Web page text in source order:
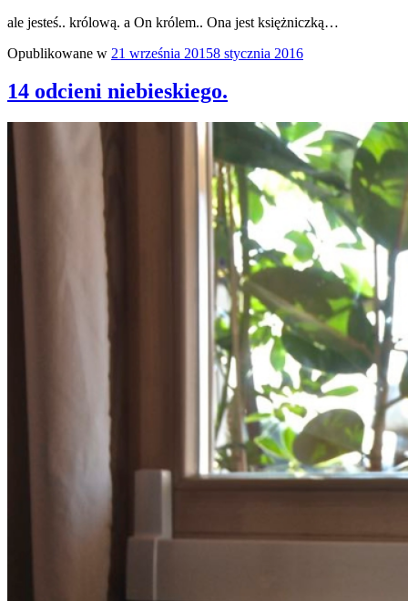
ale jesteś.. królową. a On królem.. Ona jest księżniczką…
Opublikowane w 21 września 20158 stycznia 2016
14 odcieni niebieskiego.